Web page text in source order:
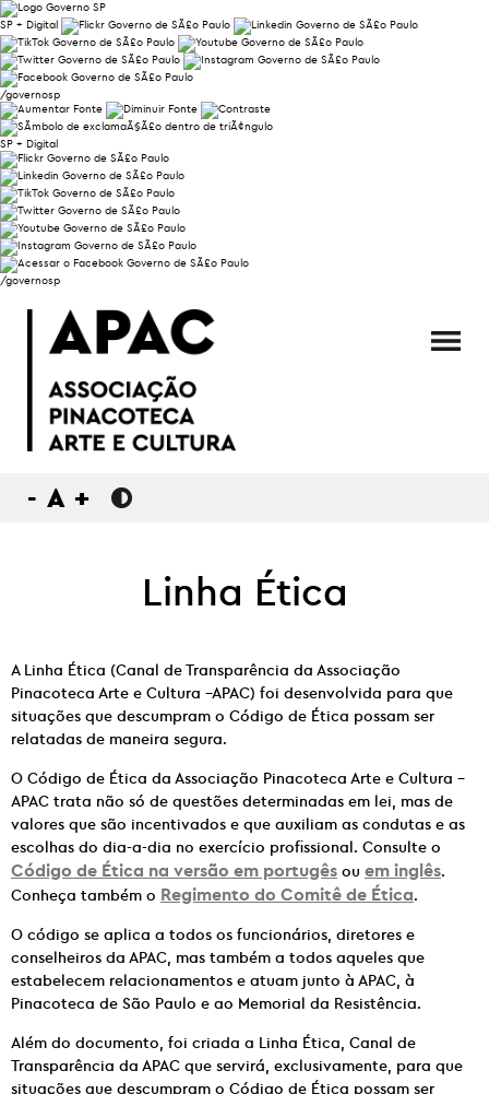
SP + Digital
/governosp
SP + Digital
/governosp
- A +
Linha Ética
A Linha Ética (Canal de Transparência da Associação
Pinacoteca Arte e Cultura –APAC) foi desenvolvida para que
situações que descumpram o Código de Ética possam ser
relatadas de maneira segura.
O Código de Ética da Associação Pinacoteca Arte e Cultura –
APAC trata não só de questões determinadas em lei, mas de
valores que são incentivados e que auxiliam as condutas e as
escolhas do dia-a-dia no exercício profissional. Consulte o
Código de Ética na versão em portugês ou em inglês.
Conheça também o Regimento do Comitê de Ética.
O código se aplica a todos os funcionários, diretores e
conselheiros da APAC, mas também a todos aqueles que
estabelecem relacionamentos e atuam junto à APAC, à
Pinacoteca de São Paulo e ao Memorial da Resistência.
Além do documento, foi criada a Linha Ética, Canal de
Transparência da APAC que servirá, exclusivamente, para que
situações que descumpram o Código de Ética possam ser